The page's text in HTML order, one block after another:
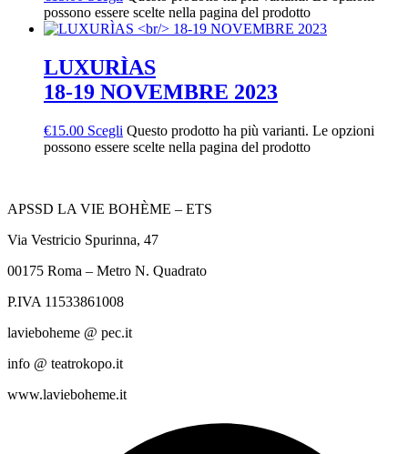
possono essere scelte nella pagina del prodotto
LUXURÌAS
18-19 NOVEMBRE 2023
€15.00 Scegli Questo prodotto ha più varianti. Le opzioni
possono essere scelte nella pagina del prodotto
APSSD LA VIE BOHÈME – ETS
Via Vestricio Spurinna, 47
00175 Roma – Metro N. Quadrato
P.IVA 11533861008
lavieboheme @ pec.it
info @ teatrokopo.it
www.lavieboheme.it